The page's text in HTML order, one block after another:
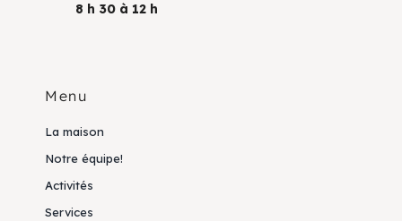
8 h 30 à 12 h
Menu
La maison
Notre équipe!
Activités
Services